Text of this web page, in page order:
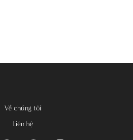
Về chúng tôi
Liên hệ